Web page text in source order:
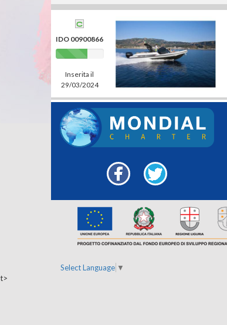
IDO 00900866
Ranking:
Inserita il
29/03/2024
FacebookTwitter
Select Language ▼
t>